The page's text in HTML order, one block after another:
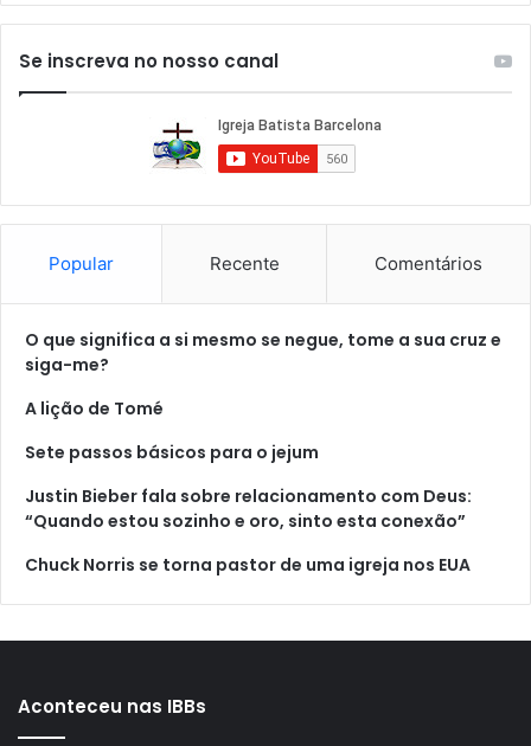
Se inscreva no nosso canal
Popular Recente Comentários
O que significa a si mesmo se negue, tome a sua cruz e
siga-me?
A lição de Tomé
Sete passos básicos para o jejum
Justin Bieber fala sobre relacionamento com Deus:
“Quando estou sozinho e oro, sinto esta conexão”
Chuck Norris se torna pastor de uma igreja nos EUA
Aconteceu nas IBBs